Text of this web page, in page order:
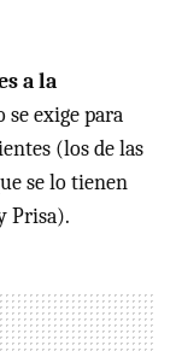
a la
se exige para
(los de las
se lo tienen
Prisa).